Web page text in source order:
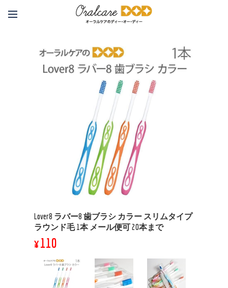
Lover8 ラバー8 歯ブラシ カラー スリムタイプ
ラウンド毛 1本 メール便可 20本まで
¥110